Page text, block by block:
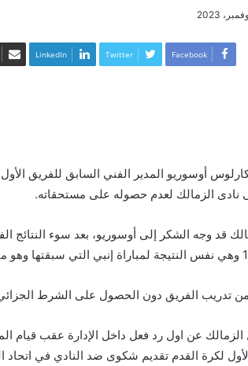
Facebook
Twitter
LinkedIn
أوسوريو المدير الفني السابق للفريق
نادى الزمالك لعدم حصوله على مستحقاته.
قد وجه الشكر إلى أوسوريو، بعد سوء النتائج
تدريب الفريق دون الحصول على الشرط
عن اول رد فعل داخل الإدارة عقب قيام
لكرة القدم تقديم شكوى ضد النادي في